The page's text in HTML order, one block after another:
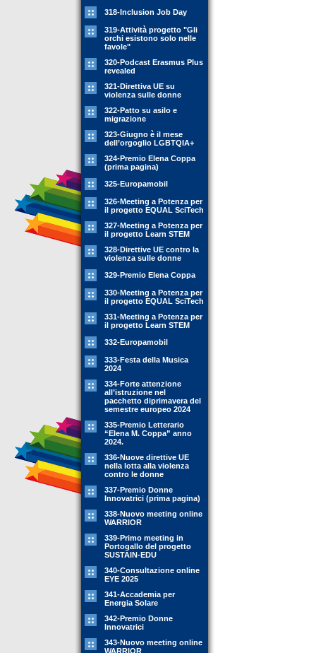
318-Inclusion Job Day
319-Attività progetto "Gli
orchi esistono solo nelle
favole"
320-Podcast Erasmus Plus
revealed
321-Direttiva UE su
violenza sulle donne
322-Patto su asilo e
migrazione
323-Giugno è il mese
dell’orgoglio LGBTQIA+
324-Premio Elena Coppa
(prima pagina)
325-Europamobil
326-Meeting a Potenza per
il progetto EQUAL SciTech
327-Meeting a Potenza per
il progetto Learn STEM
328-Direttive UE contro la
violenza sulle donne
329-Premio Elena Coppa
330-Meeting a Potenza per
il progetto EQUAL SciTech
331-Meeting a Potenza per
il progetto Learn STEM
332-Europamobil
333-Festa della Musica
2024
334-Forte attenzione
all’istruzione nel
pacchetto diprimavera del
semestre europeo 2024
335-Premio Letterario
“Elena M. Coppa” anno
2024.
336-Nuove direttive UE
nella lotta alla violenza
contro le donne
337-Premio Donne
Innovatrici (prima pagina)
338-Nuovo meeting online
WARRIOR
339-Primo meeting in
Portogallo del progetto
SUSTAIN-EDU
340-Consultazione online
EYE 2025
341-Accademia per
Energia Solare
342-Premio Donne
Innovatrici
343-Nuovo meeting online
WARRIOR